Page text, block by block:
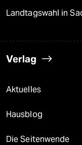
Landtagswahl in
Verlag
Aktuelles
Hausblog
Die Seitenwende